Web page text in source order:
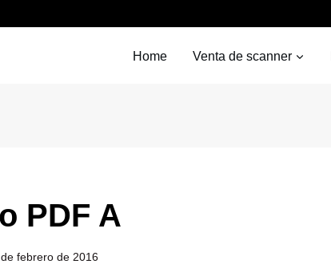
Home Venta de scanner
PDF A
febrero de 2016